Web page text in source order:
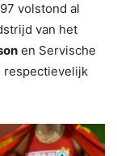
volstond al
van het
en Servische
respectievelijk